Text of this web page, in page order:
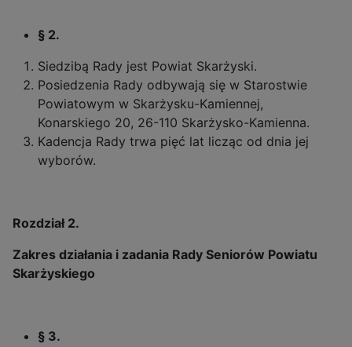
§ 2.
Siedzibą Rady jest Powiat Skarżyski.
Posiedzenia Rady odbywają się w Starostwie
Powiatowym w Skarżysku-Kamiennej,
Konarskiego 20, 26-110 Skarżysko-Kamienna.
Kadencja Rady trwa pięć lat licząc od dnia jej
wyborów.
Rozdział 2.
Zakres działania i zadania Rady Seniorów Powiatu
Skarżyskiego
§ 3.